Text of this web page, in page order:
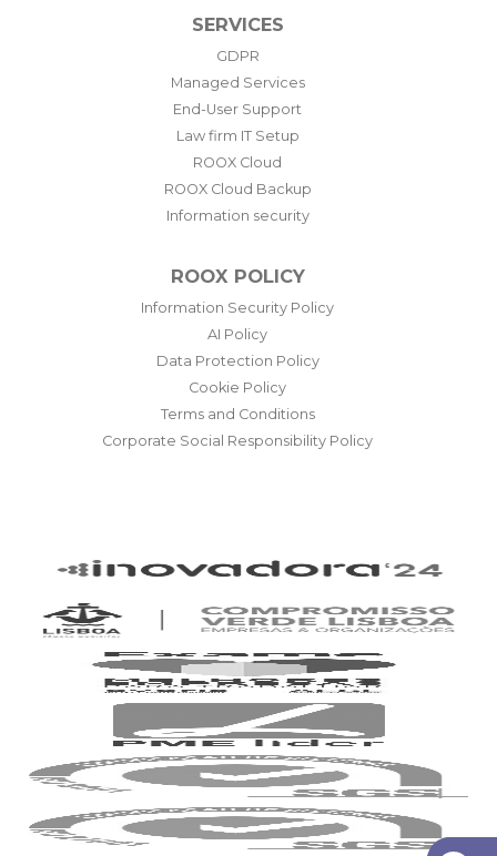
SERVICES
GDPR
Managed Services
End-User Support
Law firm IT Setup
ROOX Cloud
ROOX Cloud Backup
Information security
ROOX POLICY
Information Security Policy
AI Policy
Data Protection Policy
Cookie Policy
Terms and Conditions
Corporate Social Responsibility Policy